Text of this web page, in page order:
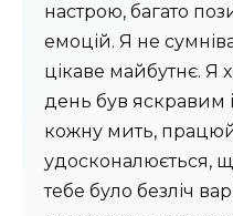
настрою, багато
емоцій. Я не
цікаве майбутнє. Я
день був яскравим
кожну мить,
удосконалюється,
тебе було безліч